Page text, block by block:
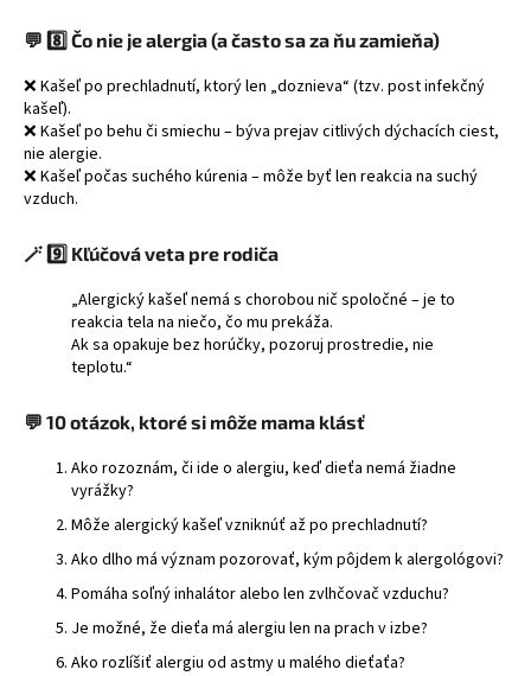
💬 8️⃣ Čo nie je alergia (a často sa za ňu zamieňa)
❌ Kašeľ po prechladnutí, ktorý len „doznieva“ (tzv. post infekčný
kašeľ).
❌ Kašeľ po behu či smiechu – býva prejav citlivých dýchacích ciest,
nie alergie.
❌ Kašeľ počas suchého kúrenia – môže byť len reakcia na suchý
vzduch.
🪄9️⃣ Kľúčová veta pre rodiča
„Alergický kašeľ nemá s chorobou nič spoločné – je to
reakcia tela na niečo, čo mu prekáža.
Ak sa opakuje bez horúčky, pozoruj prostredie, nie
teplotu.“
💬 10 otázok, ktoré si môže mama klásť
Ako rozoznám, či ide o alergiu, keď dieťa nemá žiadne
vyrážky?
Môže alergický kašeľ vzniknúť až po prechladnutí?
Ako dlho má význam pozorovať, kým pôjdem k alergológovi?
Pomáha soľný inhalátor alebo len zvlhčovač vzduchu?
Je možné, že dieťa má alergiu len na prach v izbe?
Ako rozlíšiť alergiu od astmy u malého dieťaťa?